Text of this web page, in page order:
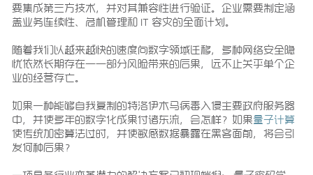
要集成第三方技术，并对其兼容性进行验证。企业需要制定涵
盖业务连续性、危机管理和 IT 容灾的全面计划。
随着我们以越来越快的速度向数字领域迁移，多种网络安全隐
忧依然长期存在——部分风险带来的后果，远不止关乎单个企
业的经营存亡。
如果一种能够自我复制的特洛伊木马病毒入侵主要政府服务器
中，并使多年的数字化成果付诸东流，会怎样？如果量子计算
使传统加密算法过时，并使敏感数据暴露在黑客面前，将会引
发何种后果？